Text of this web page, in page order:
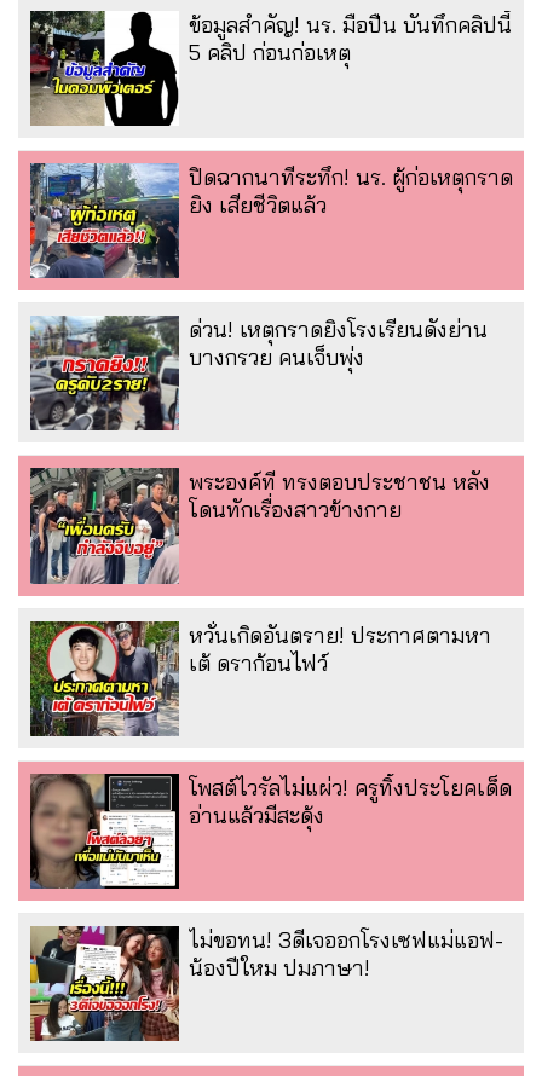
ข้อมูลสำคัญ! นร. มือปืน บันทึกคลิปนี้
5 คลิป ก่อนก่อเหตุ
ปิดฉากนาทีระทึก! นร. ผู้ก่อเหตุกราด
ยิง เสียชีวิตแล้ว
ด่วน! เหตุกราดยิงโรงเรียนดังย่าน
บางกรวย คนเจ็บพุ่ง
พระองค์ที ทรงตอบประชาชน หลัง
โดนทักเรื่องสาวข้างกาย
หวั่นเกิดอันตราย! ประกาศตามหา
เต้ ดราก้อนไฟว์
โพสต์ไวรัลไม่แผ่ว! ครูทิ้งประโยคเด็ด
อ่านแล้วมีสะดุ้ง
ไม่ขอทน! 3ดีเจออกโรงเซฟแม่แอฟ-
น้องปีใหม ปมภาษา!